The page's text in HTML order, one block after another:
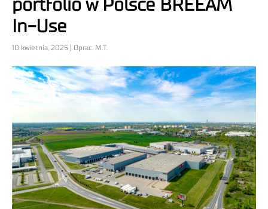
portfolio w Polsce BREEAM
In-Use
10 kwietnia, 2025 | Oprac. M.T.